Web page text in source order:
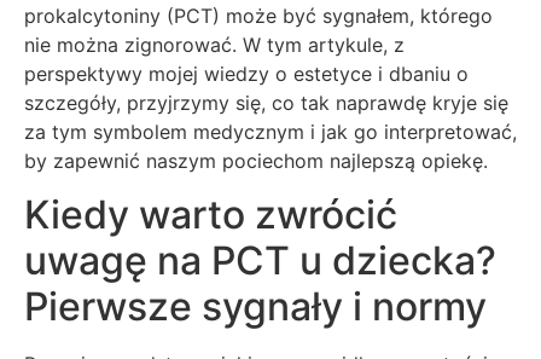
prokalcytoniny (PCT) może być sygnałem, którego
nie można zignorować. W tym artykule, z
perspektywy mojej wiedzy o estetyce i dbaniu o
szczegóły, przyjrzymy się, co tak naprawdę kryje się
za tym symbolem medycznym i jak go interpretować,
by zapewnić naszym pociechom najlepszą opiekę.
Kiedy warto zwrócić
uwagę na PCT u dziecka?
Pierwsze sygnały i normy